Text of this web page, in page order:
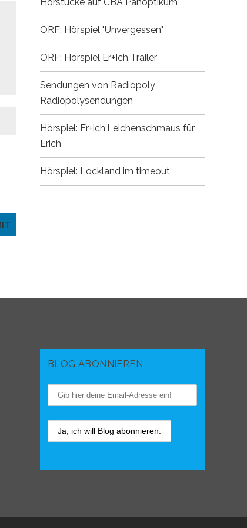
ORF: Hörspiel "Unvergessen"
ORF: Hörspiel Er+Ich Trailer
Sendungen von Radiopoly
Radiopolysendungen
Hörspiel: Er+ich:Leichenschmaus für
Erich
Hörspiel: Lockland im timeout
BLOG ABONNIEREN